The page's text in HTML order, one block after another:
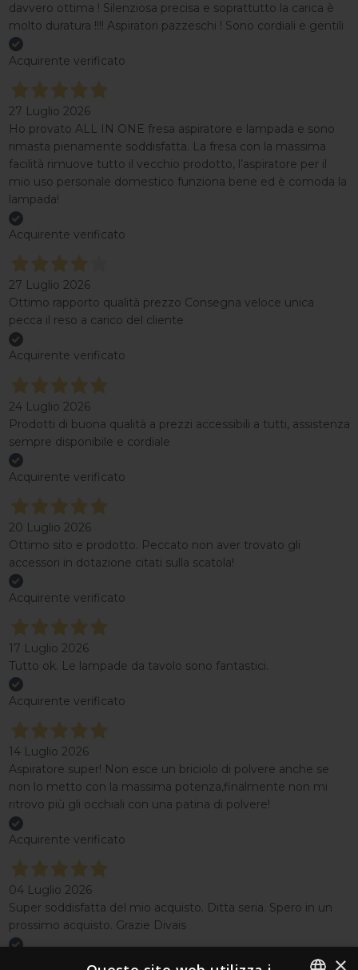
davvero ottima ! Silenziosa precisa e soprattutto la carica è
molto duratura !!!! Aspiratori pazzeschi ! Sono cordiali e gentili
Acquirente verificato
27 Luglio 2026
Ho provato ALL IN ONE fresa aspiratore e lampada e sono
rimasta pienamente soddisfatta. La fresa con la massima
facilità rimuove tutto il vecchio prodotto, l’aspiratore per il
mio uso personale domestico funziona bene ed è comoda la
lampada!
Acquirente verificato
27 Luglio 2026
Ottimo rapporto qualità prezzo Consegna veloce unica
pecca il reso a carico del cliente
Acquirente verificato
24 Luglio 2026
Prodotti di buona qualità a prezzi accessibili a tutti, assistenza
sempre disponibile e cordiale
Acquirente verificato
20 Luglio 2026
Ottimo sito e prodotto. Peccato non aver trovato gli
accessori in dotazione citati sulla scatola!
Acquirente verificato
17 Luglio 2026
Tutto ok. Le lampade da tavolo sono fantastici.
Acquirente verificato
14 Luglio 2026
Aspiratore super! Non esce un briciolo di polvere anche se
non lo metto con la massima potenza,finalmente non mi
ritrovo più gli occhiali con una patina di polvere!
Acquirente verificato
04 Luglio 2026
Super soddisfatta del mio acquisto. Ditta seria. Spero in un
prossimo acquisto. Grazie Divais
×